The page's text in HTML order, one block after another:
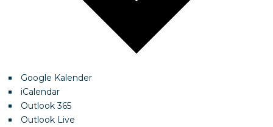
Google Kalender
iCalendar
Outlook 365
Outlook Live